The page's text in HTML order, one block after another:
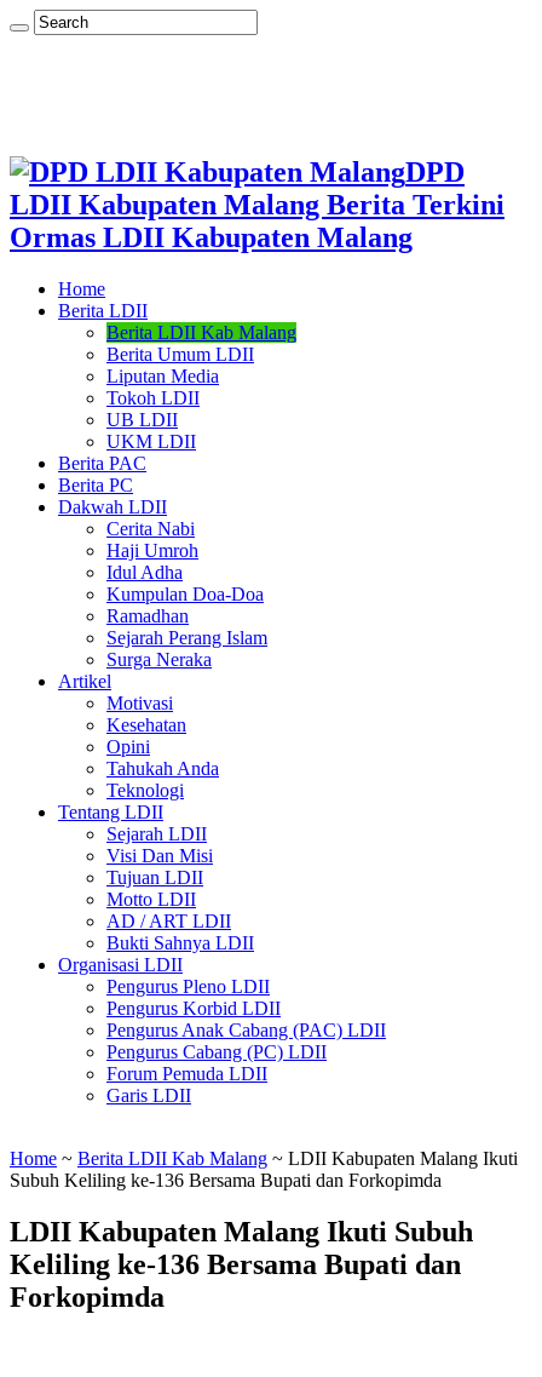
DPD
LDII Kabupaten Malang Berita Terkini
Ormas LDII Kabupaten Malang
Home
Berita LDII
Berita LDII Kab Malang
Berita Umum LDII
Liputan Media
Tokoh LDII
UB LDII
UKM LDII
Berita PAC
Berita PC
Dakwah LDII
Cerita Nabi
Haji Umroh
Idul Adha
Kumpulan Doa-Doa
Ramadhan
Sejarah Perang Islam
Surga Neraka
Artikel
Motivasi
Kesehatan
Opini
Tahukah Anda
Teknologi
Tentang LDII
Sejarah LDII
Visi Dan Misi
Tujuan LDII
Motto LDII
AD / ART LDII
Bukti Sahnya LDII
Organisasi LDII
Pengurus Pleno LDII
Pengurus Korbid LDII
Pengurus Anak Cabang (PAC) LDII
Pengurus Cabang (PC) LDII
Forum Pemuda LDII
Garis LDII
Home ~ Berita LDII Kab Malang ~ LDII Kabupaten Malang Ikuti
Subuh Keliling ke-136 Bersama Bupati dan Forkopimda
LDII Kabupaten Malang Ikuti Subuh
Keliling ke-136 Bersama Bupati dan
Forkopimda